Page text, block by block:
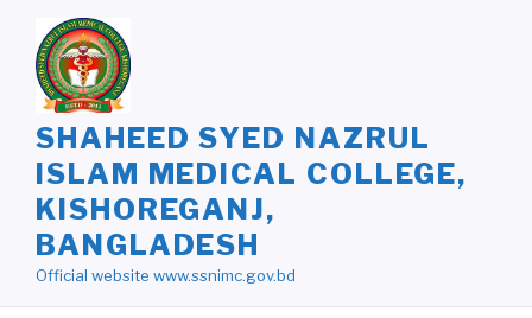
content
SHAHEED SYED NAZRUL
ISLAM MEDICAL COLLEGE,
KISHOREGANJ,
BANGLADESH
Official website www.ssnimc.gov.bd